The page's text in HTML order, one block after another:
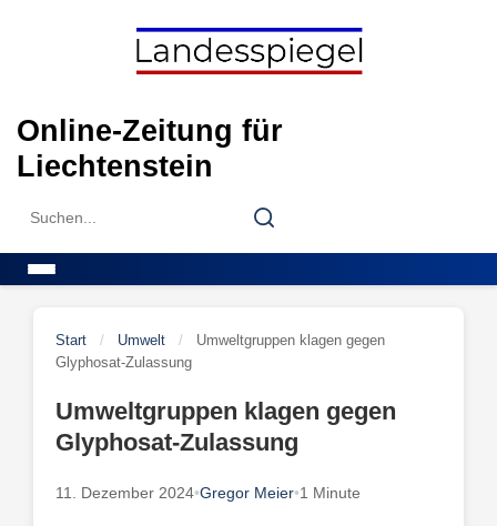
Online-Zeitung für
Liechtenstein
Search
Search
Start / Umwelt /
Umweltgruppen klagen gegen
Glyphosat-Zulassung
Umweltgruppen klagen gegen
Glyphosat-Zulassung
11. Dezember 2024•Gregor Meier•1 Minute